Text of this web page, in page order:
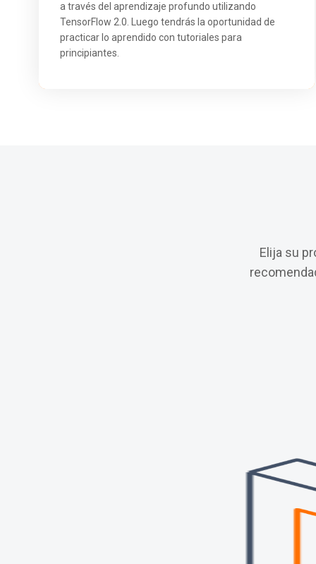
a través del aprendizaje profundo utilizando
TensorFlow 2.0. Luego tendrás la oportunidad de
practicar lo aprendido con tutoriales para
principiantes.
Elija su